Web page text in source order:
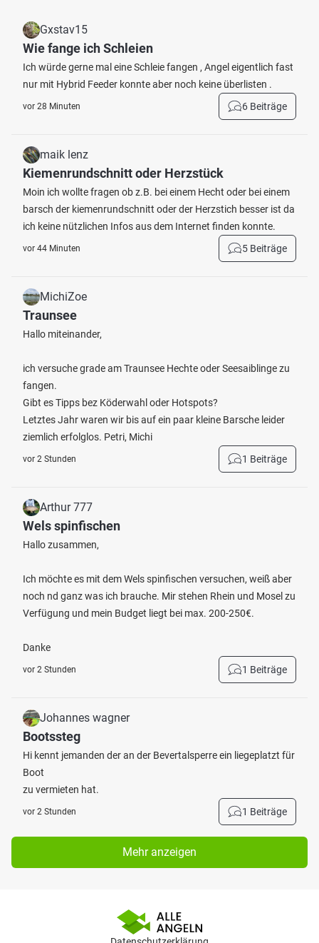
Gxstav15
Wie fange ich Schleien
Ich würde gerne mal eine Schleie fangen , Angel eigentlich fast
nur mit Hybrid Feeder konnte aber noch keine überlisten .
vor 28 Minuten 6 Beiträge
maik lenz
Kiemenrundschnitt oder Herzstück
Moin ich wollte fragen ob z.B. bei einem Hecht oder bei einem
barsch der kiemenrundschnitt oder der Herzstich besser ist da
ich keine nützlichen Infos aus dem Internet finden konnte.
vor 44 Minuten 5 Beiträge
MichiZoe
Traunsee
Hallo miteinander,
ich versuche grade am Traunsee Hechte oder Seesaiblinge zu
fangen.
Gibt es Tipps bez Köderwahl oder Hotspots?
Letztes Jahr waren wir bis auf ein paar kleine Barsche leider
ziemlich erfolglos. Petri, Michi
vor 2 Stunden 1 Beiträge
Arthur 777
Wels spinfischen
Hallo zusammen,
Ich möchte es mit dem Wels spinfischen versuchen, weiß aber
noch nd ganz was ich brauche. Mir stehen Rhein und Mosel zu
Verfügung und mein Budget liegt bei max. 200-250€.
Danke
vor 2 Stunden 1 Beiträge
Johannes wagner
Bootssteg
Hi kennt jemanden der an der Bevertalsperre ein liegeplatzt für
Boot
zu vermieten hat.
vor 2 Stunden 1 Beiträge
Mehr anzeigen